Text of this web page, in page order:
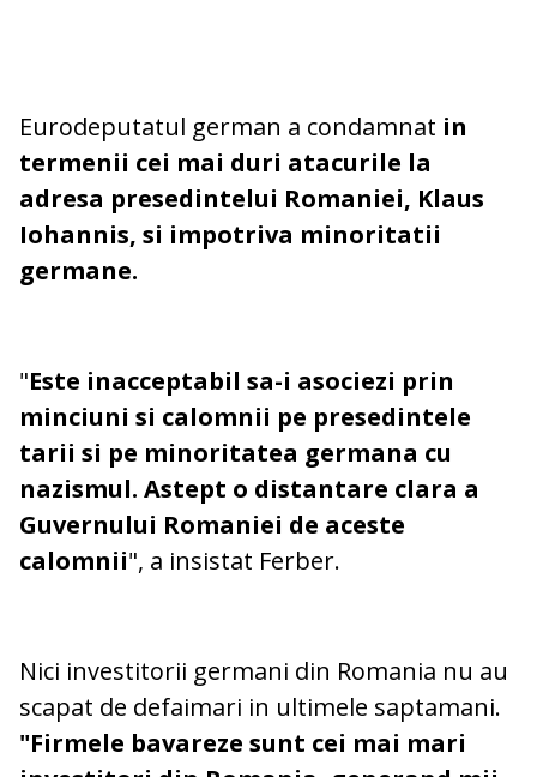
Eurodeputatul german a condamnat in
termenii cei mai duri atacurile la
adresa presedintelui Romaniei, Klaus
Iohannis, si impotriva minoritatii
germane.
"Este inacceptabil sa-i asociezi prin
minciuni si calomnii pe presedintele
tarii si pe minoritatea germana cu
nazismul. Astept o distantare clara a
Guvernului Romaniei de aceste
calomnii", a insistat Ferber.
Nici investitorii germani din Romania nu au
scapat de defaimari in ultimele saptamani.
"Firmele bavareze sunt cei mai mari